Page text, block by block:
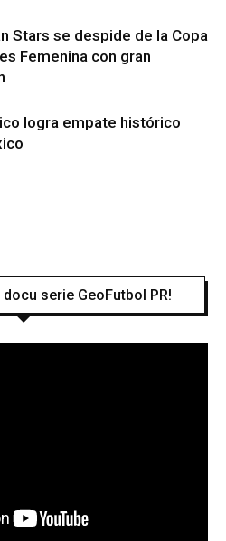
Stars se despide de la Copa
Femenina con gran
logra empate histórico
serie GeoFutbol PR!